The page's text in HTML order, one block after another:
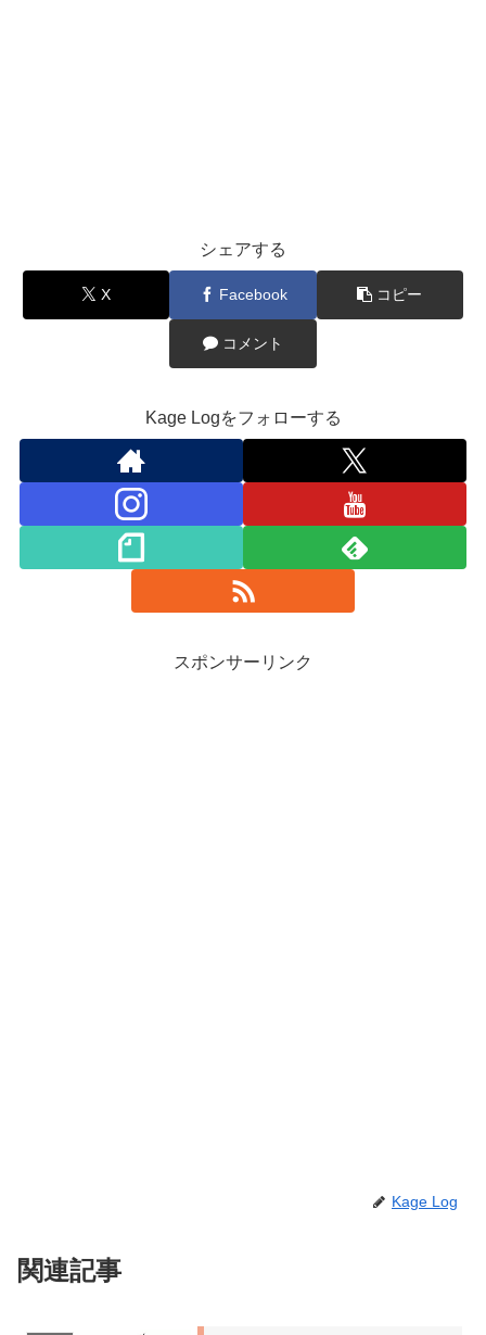
シェアする
X Facebook コピー
コメント
Kage Logをフォローする
スポンサーリンク
Kage Log
関連記事